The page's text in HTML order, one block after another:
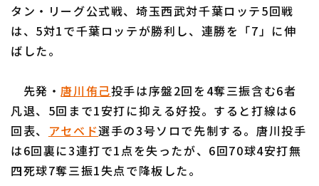
ファーム西地区
交流戦
東北楽天ゴールデンイーグルス
千葉ロッテマリーンズ
オリックス・バファローズ
福岡ソフトバンクホークス
タン・リーグ公式戦、埼玉西武対千葉ロッテ5回戦
は、5対1で千葉ロッテが勝利し、連勝を「7」に伸
ばした。
先発・唐川侑己投手は序盤2回を4奪三振含む6者
凡退、5回まで1安打に抑える好投。すると打線は6
回表、 アセベド選手の3号ソロで先制する。唐川投手
は6回裏に3連打で1点を失ったが、6回70球4安打無
四死球7奪三振1失点で降板した。